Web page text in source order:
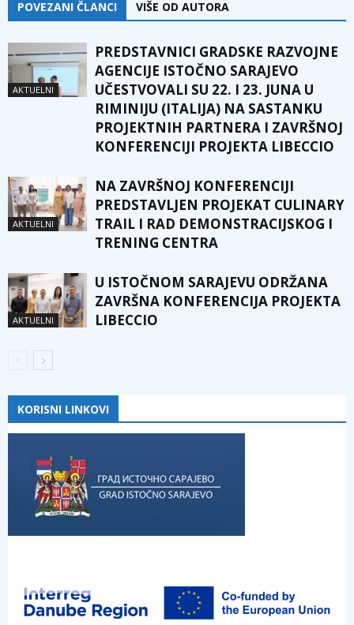
POVEZANI ČLANCI VIŠE OD AUTORA
AKTUELNI
PREDSTAVNICI GRADSKE RAZVOJNE
AGENCIJE ISTOČNO SARAJEVO
UČESTVOVALI SU 22. I 23. JUNA U
RIMINIJU (ITALIJA) NA SASTANKU
PROJEKTNIH PARTNERA I ZAVRŠNOJ
KONFERENCIJI PROJEKTA LIBECCIO
AKTUELNI
NA ZAVRŠNOJ KONFERENCIJI
PREDSTAVLJEN PROJEKAT CULINARY
TRAIL I RAD DEMONSTRACIJSKOG I
TRENING CENTRA
AKTUELNI
U ISTOČNOM SARAJEVU ODRŽANA
ZAVRŠNA KONFERENCIJA PROJEKTA
LIBECCIO
KORISNI LINKOVI